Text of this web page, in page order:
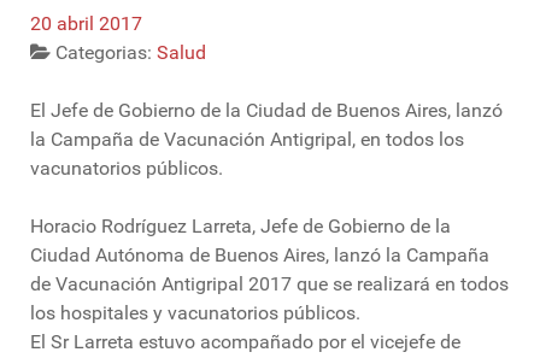
20 abril 2017
Categorias: Salud
El Jefe de Gobierno de la Ciudad de Buenos Aires, lanzó
la Campaña de Vacunación Antigripal, en todos los
vacunatorios públicos.
Horacio Rodríguez Larreta, Jefe de Gobierno de la
Ciudad Autónoma de Buenos Aires, lanzó la Campaña
de Vacunación Antigripal 2017 que se realizará en todos
los hospitales y vacunatorios públicos.
El Sr Larreta estuvo acompañado por el vicejefe de